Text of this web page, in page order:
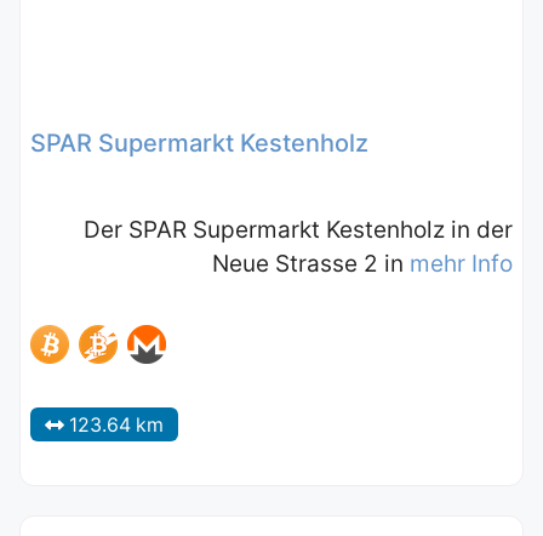
SPAR Supermarkt Kestenholz
Der SPAR Supermarkt Kestenholz in der
Neue Strasse 2 in mehr Info
123.64 km